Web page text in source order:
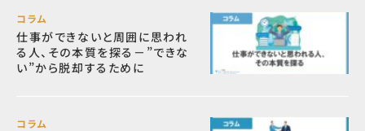
コラム
仕事ができないと周囲に思われ
る人、その本質を探る－”できな
い”から脱却するために
コラム